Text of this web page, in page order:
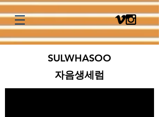
SULWHASOO
자음생세럼